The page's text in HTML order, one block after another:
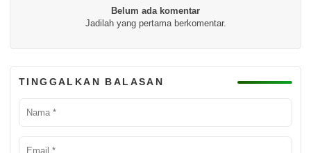
Belum ada komentar
Jadilah yang pertama berkomentar.
TINGGALKAN BALASAN